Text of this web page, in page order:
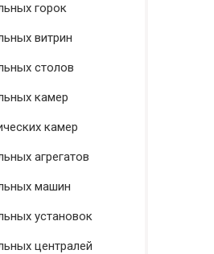
горок
витрин
столов
камер
камер
агрегатов
машин
установок
централей